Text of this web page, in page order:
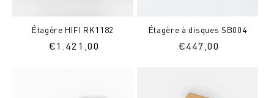
Étagère HIFI RK1182
Prix
€1.421,00
Étagère à disques SB004
Prix
€447,00